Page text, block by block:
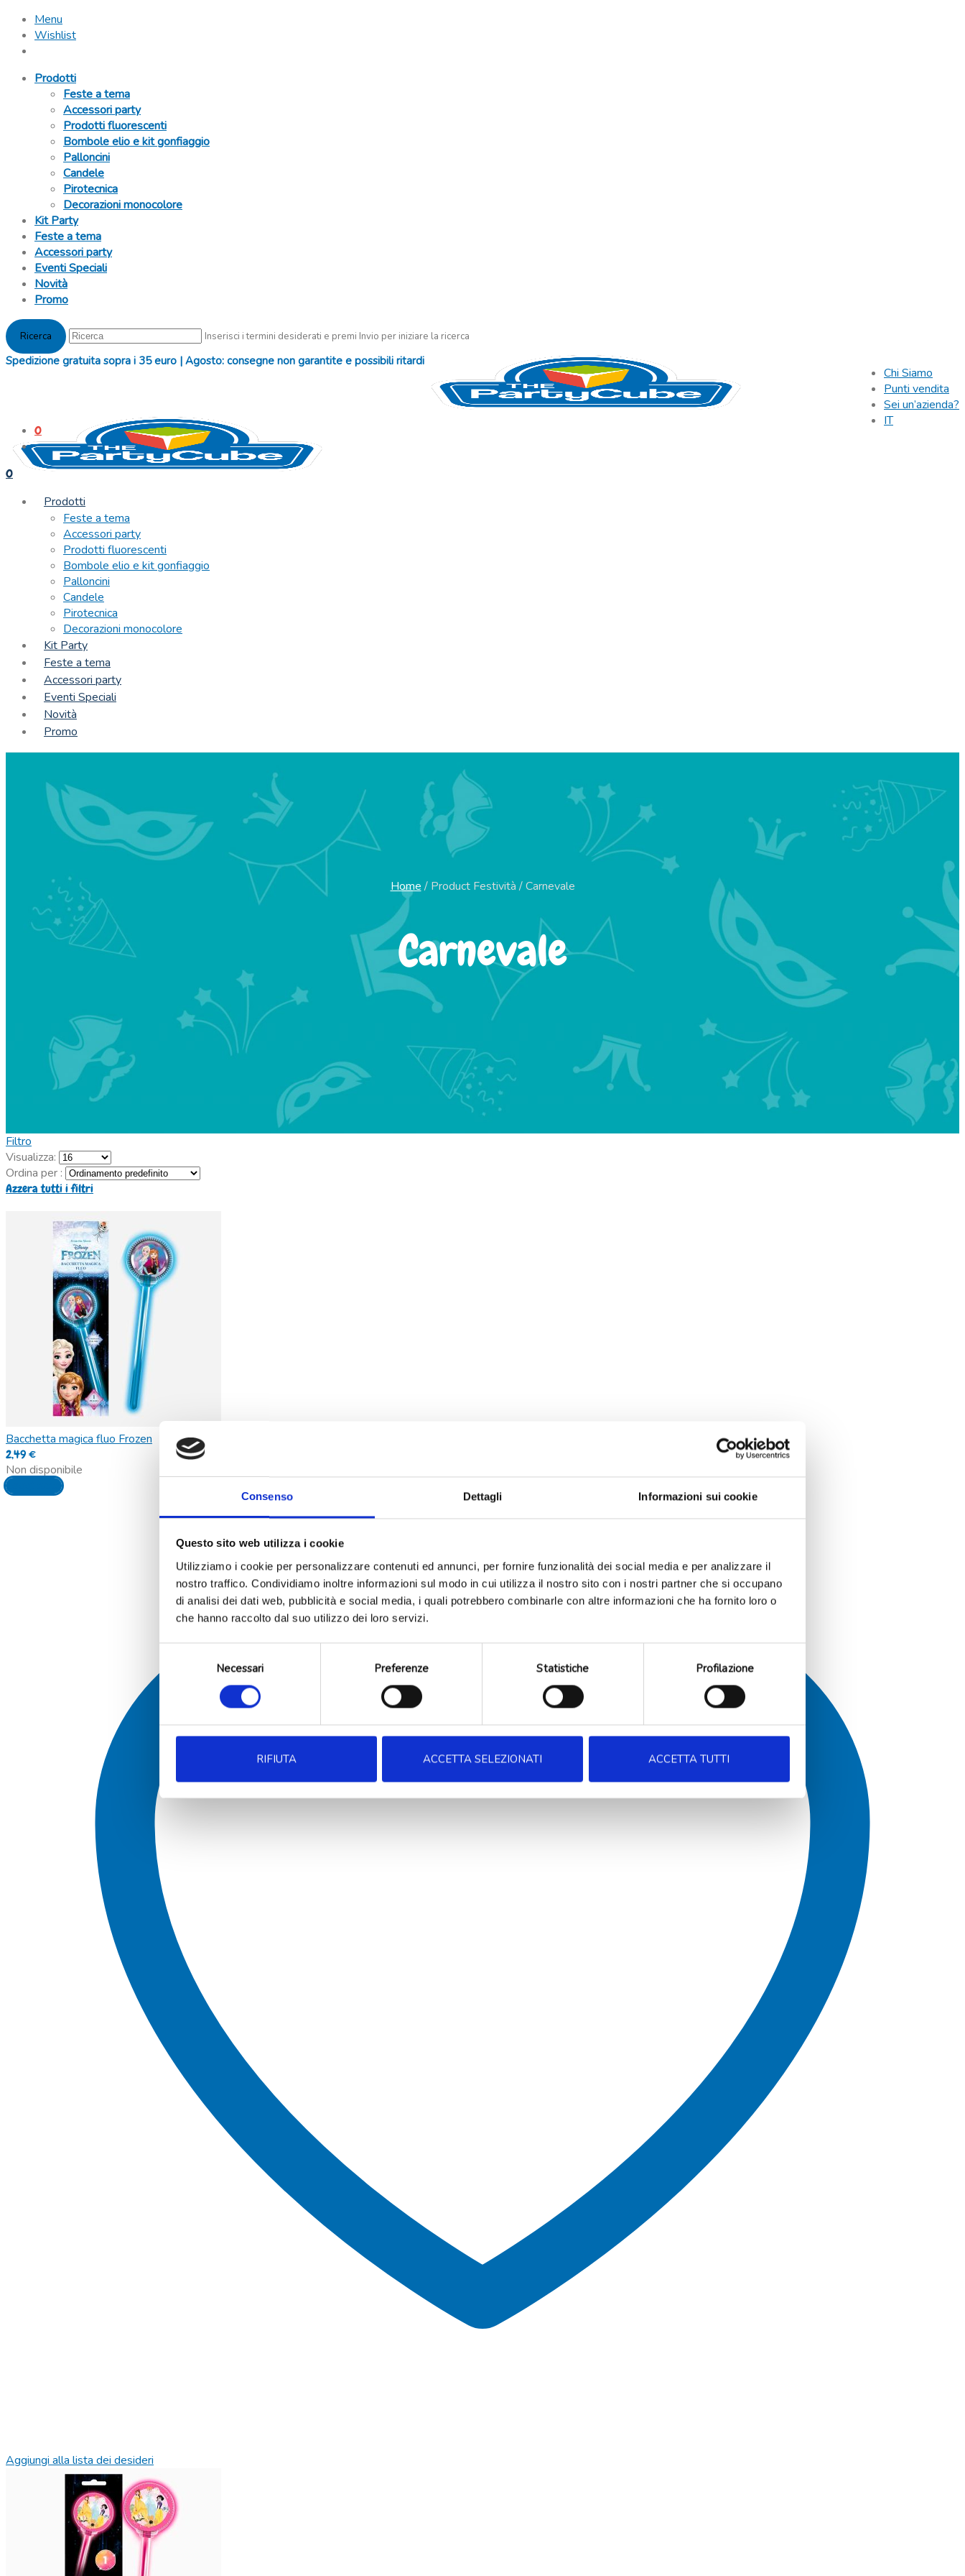
Consenso Dettagli Informazioni sui cookie
Questo sito web utilizza i cookie
Utilizziamo i cookie per personalizzare contenuti ed annunci, per fornire funzionalità dei social media e per analizzare il
nostro traffico. Condividiamo inoltre informazioni sul modo in cui utilizza il nostro sito con i nostri partner che si occupano
di analisi dei dati web, pubblicità e social media, i quali potrebbero combinarle con altre informazioni che ha fornito loro o
che hanno raccolto dal suo utilizzo dei loro servizi.
Necessari Preferenze Statistiche Profilazione
RIFIUTA ACCETTA SELEZIONATI ACCETTA TUTTI
Menu
Wishlist
Prodotti
Feste a tema
Accessori party
Prodotti fluorescenti
Bombole elio e kit gonfiaggio
Palloncini
Candele
Pirotecnica
Decorazioni monocolore
Kit Party
Feste a tema
Accessori party
Eventi Speciali
Novità
Promo
Inserisci i termini desiderati e premi Invio per iniziare la ricerca
Spedizione gratuita sopra i 35 euro | Agosto: consegne non garantite e possibili ritardi
Chi Siamo
Punti vendita
Sei un’azienda?
IT
0
0
Prodotti
Feste a tema
Accessori party
Prodotti fluorescenti
Bombole elio e kit gonfiaggio
Palloncini
Candele
Pirotecnica
Decorazioni monocolore
Kit Party
Feste a tema
Accessori party
Eventi Speciali
Novità
Promo
Home /Product Festività/Carnevale
Carnevale
Filtro
Visualizza:
Ordina per :
Azzera tutti i filtri
Bacchetta magica fluo Frozen
2,49€
Non disponibile
Leggi tutto
Aggiungi alla lista dei desideri